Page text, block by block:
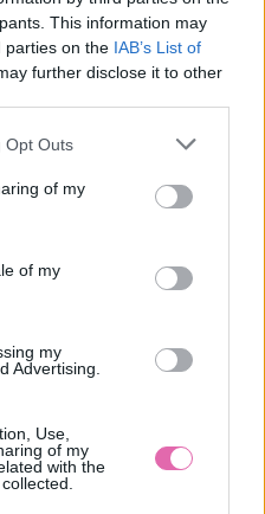
This information may
parties on the IAB’s List of
further disclose it to other
Opt Outs
of my
of my
my
Advertising.
Use,
of my
with the
MIDI ŠATY S VOLÁNMI
€